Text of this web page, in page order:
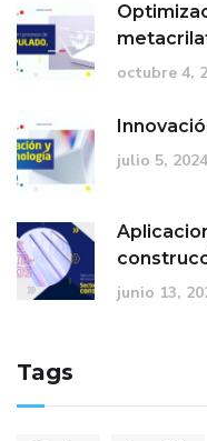
octubre 4,
julio 5, 2024
junio 13,
Tags